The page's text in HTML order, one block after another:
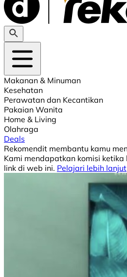
Makanan & Minuman
Kesehatan
Perawatan dan Kecantikan
Pakaian Wanita
Home & Living
Olahraga
Deals
Rekomendit membantu kamu
Kami mendapatkan komisi
link di web ini. Pelajari lebih lanjut